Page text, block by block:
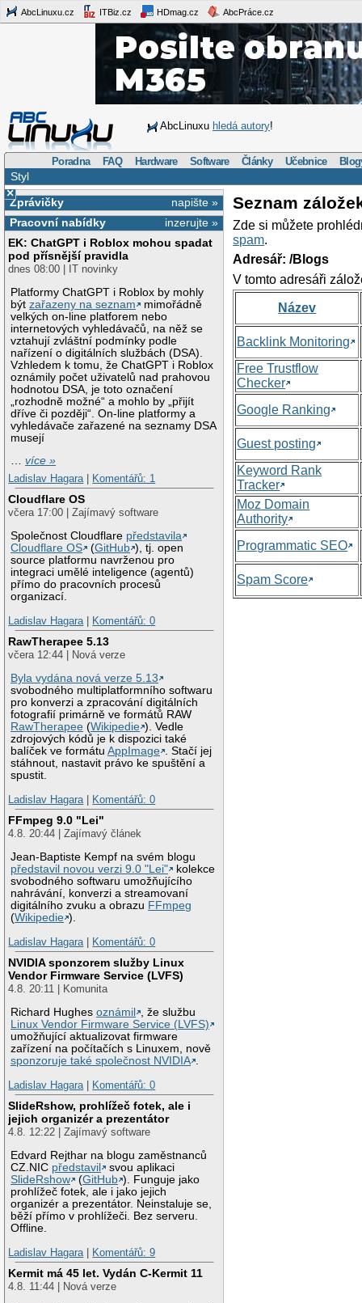
AbcLinuxu.cz ITBiz.cz HDmag.cz AbcPráce.cz
AbcLinuxu hledá autory!
Poradna FAQ Hardware Software Články Učebnice
Styl
×
napište »
Zprávičky
inzerujte »
Pracovní nabídky
EK: ChatGPT i Roblox mohou spadat
pod přísnější pravidla
dnes 08:00 | IT novinky
Platformy ChatGPT i Roblox by mohly
býtzařazeny na seznam
mimořádně
velkých on-line platforem nebo
internetových vyhledávačů, na něž se
vztahují zvláštní podmínky podle
nařízení o digitálních službách (DSA).
Vzhledem k tomu, že ChatGPT i Roblox
oznámily počet uživatelů nad prahovou
hodnotou DSA, je toto označení
„rozhodně možné“ a mohlo by „přijít
dříve či později“. On-line platformy a
vyhledávače zařazené na seznamy DSA
musejí
…více »
Ladislav Hagara
Komentářů: 1
Cloudflare OS
včera 17:00 | Zajímavý software
Společnost Cloudflare představila
Cloudflare OS
(GitHub ), tj. open
source platformu navrženou pro
integraci umělé inteligence (agentů)
přímo do pracovních procesů
organizací.
Ladislav Hagara
Komentářů: 0
RawTherapee 5.13
včera 12:44 | Nová verze
Byla vydána nová verze 5.13
svobodného multiplatformního softwaru
pro konverzi a zpracování digitálních
fotografií primárně ve formátů RAW
RawTherapee (Wikipedie ). Vedle
zdrojových kódů je k dispozici také
balíček ve formátuAppImage . Stačí jej
stáhnout, nastavit právo ke spuštění a
spustit.
Ladislav Hagara
Komentářů: 0
FFmpeg 9.0 "Lei"
4.8. 20:44 | Zajímavý článek
Jean-Baptiste Kempf na svém blogu
představil novou verzi 9.0 "Lei"
kolekce
svobodného softwaru umožňujícího
nahrávání, konverzi a streamovaní
digitálního zvuku a obrazu FFmpeg
(Wikipedie ).
Ladislav Hagara
Komentářů: 0
NVIDIA sponzorem služby Linux
Vendor Firmware Service (LVFS)
4.8. 20:11 | Komunita
Richard Hughesoznámil
, že službu
Linux Vendor Firmware Service (LVFS)
umožňující aktualizovat firmware
zařízení na počítačích s Linuxem, nově
sponzoruje také společnost NVIDIA .
Ladislav Hagara | Komentářů: 0
SlideRshow, prohlížeč fotek, ale i
jejich organizér a prezentátor
4.8. 12:22 | Zajímavý software
Edvard Rejthar na blogu zaměstnanců
CZ.NIC představil
svou aplikaci
SlideRshow
(GitHub ). Funguje jako
prohlížeč fotek, ale i jako jejich
organizér a prezentátor. Neinstaluje se,
běží přímo v prohlížeči. Bez serveru.
Offline.
Ladislav Hagara | Komentářů: 9
Kermit má 45 let. Vydán C-Kermit 11
4.8. 11:44 | Nová verze
Seznam
Zde si můžete
spam.
Adresář: /Blogs
V tomto adresáři
Název
Backlink Monitoring
Free Trustflow
Checker
Google Ranking
Guest posting
Keyword Rank
Tracker
Moz Domain
Authority
Programmatic SEO
Spam Score